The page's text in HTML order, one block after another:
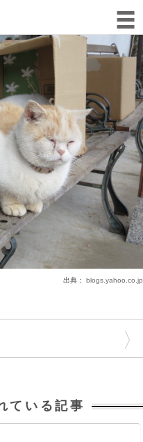
出典： blogs.yahoo.co.jp
〉
ている記事